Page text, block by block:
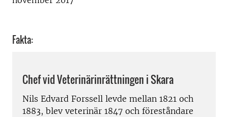
Fakta:
Chef vid Veterinärinrättningen i Skara
Nils Edvard Forssell levde mellan 1821 och
1883, blev veterinär 1847 och föreståndare